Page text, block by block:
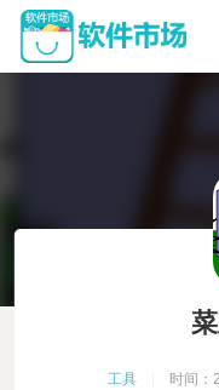
工具 时间：